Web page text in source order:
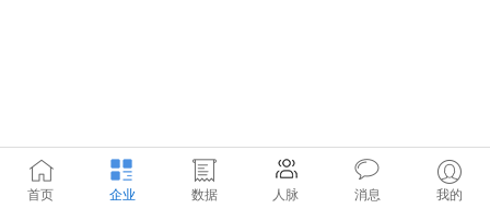
首页 企业 数据 人脉 消息 我的